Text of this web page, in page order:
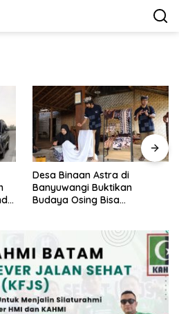
Desa Binaan Astra di
Banyuwangi Buktikan
Budaya Osing Bisa